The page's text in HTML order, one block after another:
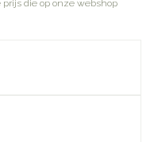
die op onze webshop